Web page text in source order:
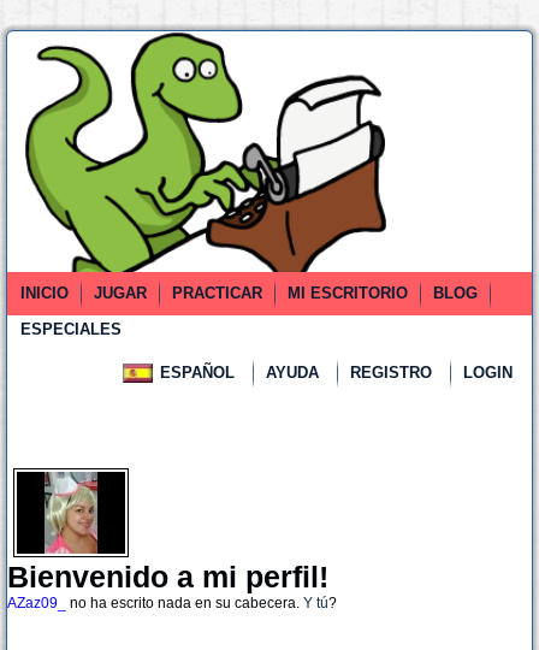
INICIO JUGAR PRACTICAR MI ESCRITORIO
BLOG
ESPECIALES
ESPAÑOL AYUDA REGISTRO LOGIN
Bienvenido a mi perfil!
AZaz09_ no ha escrito nada en su cabecera. Y tú?